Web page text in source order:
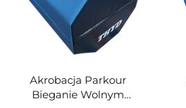
Akrobacja Parkour
Bieganie Wolnym